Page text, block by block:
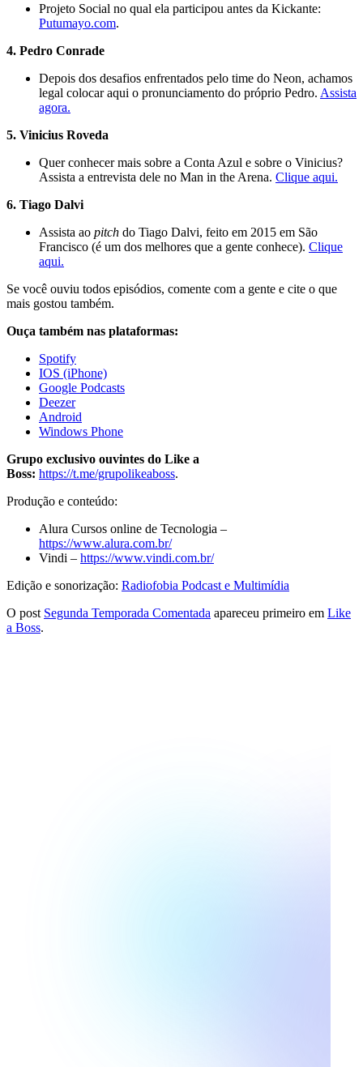
Projeto Social no qual ela participou antes da Kickante:
Putumayo.com.
4. Pedro Conrade
Depois dos desafios enfrentados pelo time do Neon, achamos
legal colocar aqui o pronunciamento do próprio Pedro. Assista
agora.
5. Vinicius Roveda
Quer conhecer mais sobre a Conta Azul e sobre o Vinicius?
Assista a entrevista dele no Man in the Arena. Clique aqui.
6. Tiago Dalvi
Assista ao pitch do Tiago Dalvi, feito em 2015 em São
Francisco (é um dos melhores que a gente conhece). Clique
aqui.
Se você ouviu todos episódios, comente com a gente e cite o que
mais gostou também.
Ouça também nas plataformas:
Spotify
IOS (iPhone)
Google Podcasts
Deezer
Android
Windows Phone
Grupo exclusivo ouvintes do Like a
Boss: https://t.me/grupolikeaboss.
Produção e conteúdo:
Alura Cursos online de Tecnologia –
https://www.alura.com.br/
Vindi – https://www.vindi.com.br/
Edição e sonorização: Radiofobia Podcast e Multimídia
O post Segunda Temporada Comentada apareceu primeiro em Like
a Boss.